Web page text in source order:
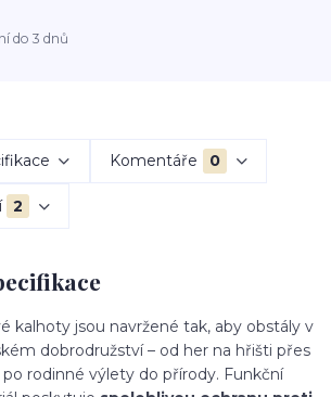
do 3 dnů
Komentáře 0
2
kalhoty jsou navržené tak, aby obstály v
dobrodružství – od her na hřišti přes
rodinné výlety do přírody. Funkční